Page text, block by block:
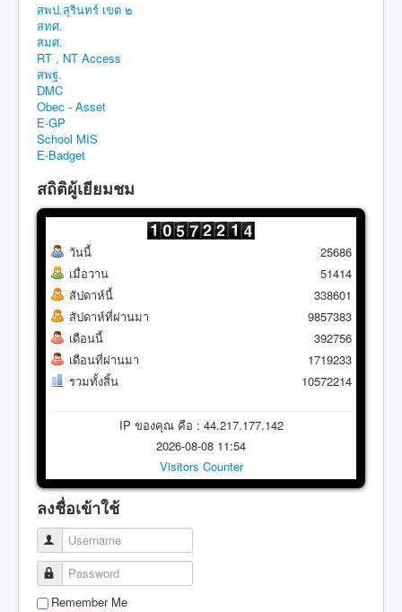
สพป.สุรินทร์ เขต ๒
สทศ.
สมศ.
RT , NT Access
สพฐ.
DMC
Obec - Asset
E-GP
School MIS
E-Badget
สถิติผู้เยียมชม
วันนี้
เมื่อวาน
สัปดาห์นี้
สัปดาห์ที่ผ่านมา
เดือนนี้
เดือนที่ผ่านมา
รวมทั้งสิ้น
25686
51414
338601
9857383
392756
1719233
10572214
IP ของคุณ คือ : 44.217.177.142
2026-08-08 11:54
Visitors Counter
ลงชื่อเข้าใช้
Username
Password
Remember Me